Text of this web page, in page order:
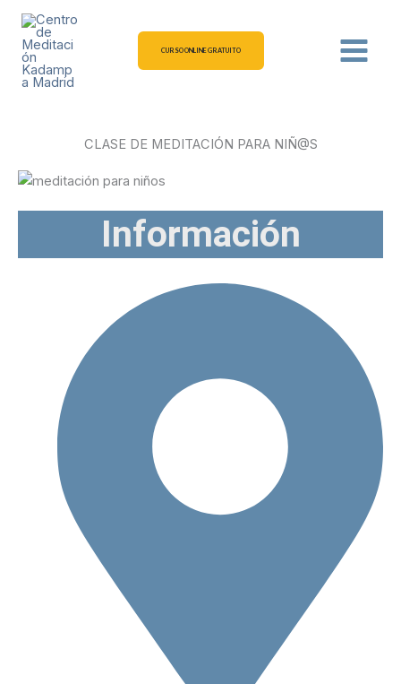
contenido
CURSO ONLINE GRATUITO
CLASE DE MEDITACIÓN PARA NIÑ@S
Información